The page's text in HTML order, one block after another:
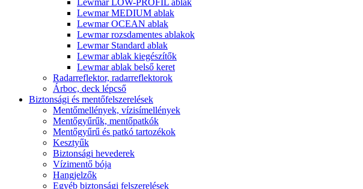
Lewmar MEDIUM ablak
Lewmar OCEAN ablak
Lewmar rozsdamentes ablakok
Lewmar Standard ablak
Lewmar ablak kiegészítők
Lewmar ablak belső keret
Radarreflektor, radarreflektorok
Árboc, deck lépcső
Biztonsági és mentőfelszerelések
Mentőmellények, vízisímellények
Mentőgyűrűk, mentőpatkók
Mentőgyűrű és patkó tartozékok
Kesztyűk
Biztonsági hevederek
Vízimentő bója
Hangjelzők
Egyéb biztonsági felszerelések